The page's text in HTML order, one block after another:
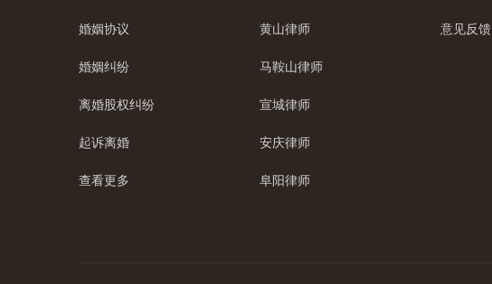
婚姻协议
婚姻纠纷
离婚股权纠纷
起诉离婚
查看更多
黄山律师
马鞍山律师
宣城律师
安庆律师
阜阳律师
意见反馈